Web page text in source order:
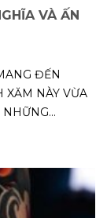
VÀ ẤN
ĐẾN
XĂM NÀY VỪA